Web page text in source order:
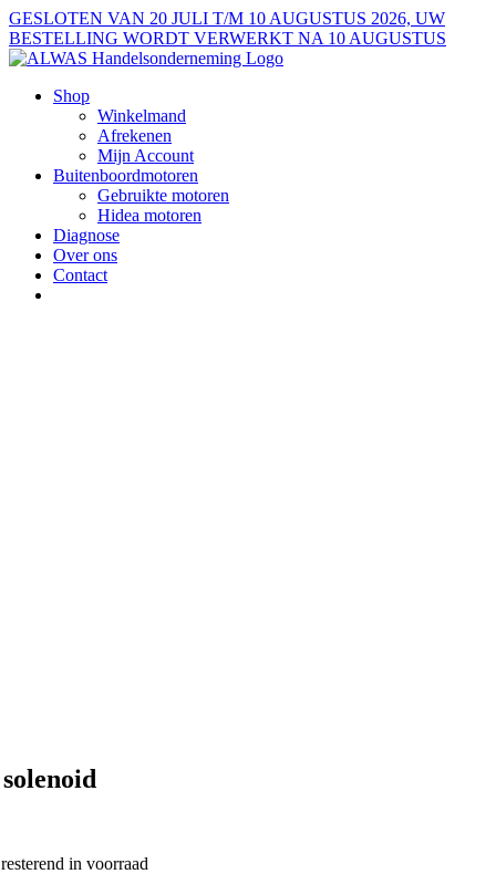
Ga
naar
inhoud
GESLOTEN VAN 20 JULI T/M 10 AUGUSTUS 2026, UW
BESTELLING WORDT VERWERKT NA 10 AUGUSTUS
Shop
Winkelmand
Afrekenen
Mijn Account
Buitenboordmotoren
Gebruikte motoren
Hidea motoren
Diagnose
Over ons
Contact
in voorraad